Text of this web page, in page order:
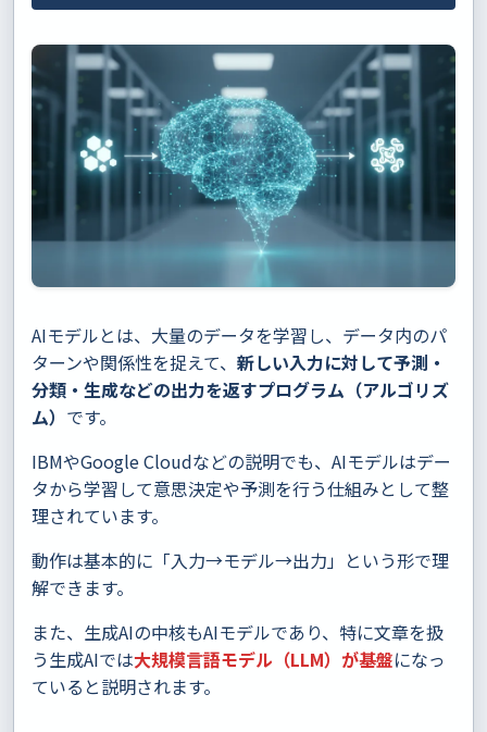
AIモデルとは、大量のデータを学習し、データ内のパ
ターンや関係性を捉えて、 新しい入力に対して予測・
分類・生成などの出力を返すプログラム（アルゴリズ
ム） です。
IBMやGoogle Cloudなどの説明でも、AIモデルはデー
タから学習して意思決定や予測を行う仕組みとして整
理されています。
動作は基本的に「入力→モデル→出力」という形で理
解できます。
また、生成AIの中核もAIモデルであり、特に文章を扱
う生成AIでは大規模言語モデル（LLM）が基盤になっ
ていると説明されます。